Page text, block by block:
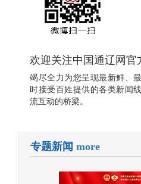
欢迎关注中国通辽网官
竭尽全力为您呈现最新鲜、
时接受百姓提供的各类新闻
流互动的桥梁。
专题新闻 more